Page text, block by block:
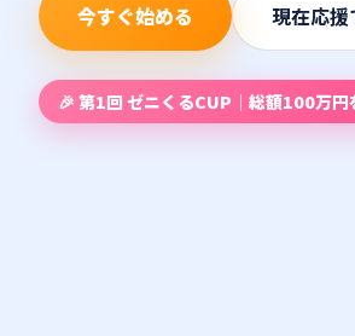
今すぐ始める 現在応
🎉 第1回 ゼニくるCUP｜総額100万円